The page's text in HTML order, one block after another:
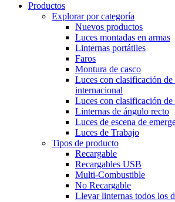
Productos
Explorar por categoría
Nuevos productos
Luces montadas en armas
Linternas portátiles
Faros
Montura de casco
Luces con clasificación de
internacional
Luces con clasificación de
Linternas de ángulo recto
Luces de escena de
Luces de Trabajo
Tipos de producto
Recargable
Recargables USB
Multi-Combustible
No Recargable
Llevar linternas todos los